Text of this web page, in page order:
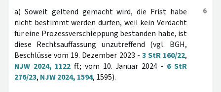
6
a) Soweit geltend gemacht wird, die Frist habe
nicht bestimmt werden dürfen, weil kein Verdacht
für eine Prozessverschleppung bestanden habe, ist
diese Rechtsauffassung unzutreffend (vgl. BGH,
Beschlüsse vom 19. Dezember 2023 - 3 StR 160/22,
NJW 2024, 1122 ff.; vom 10. Januar 2024 - 6 StR
276/23, NJW 2024, 1594, 1595).